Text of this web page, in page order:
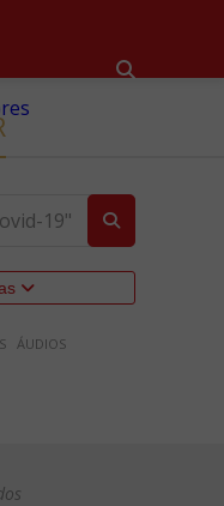
ÁUDIOS